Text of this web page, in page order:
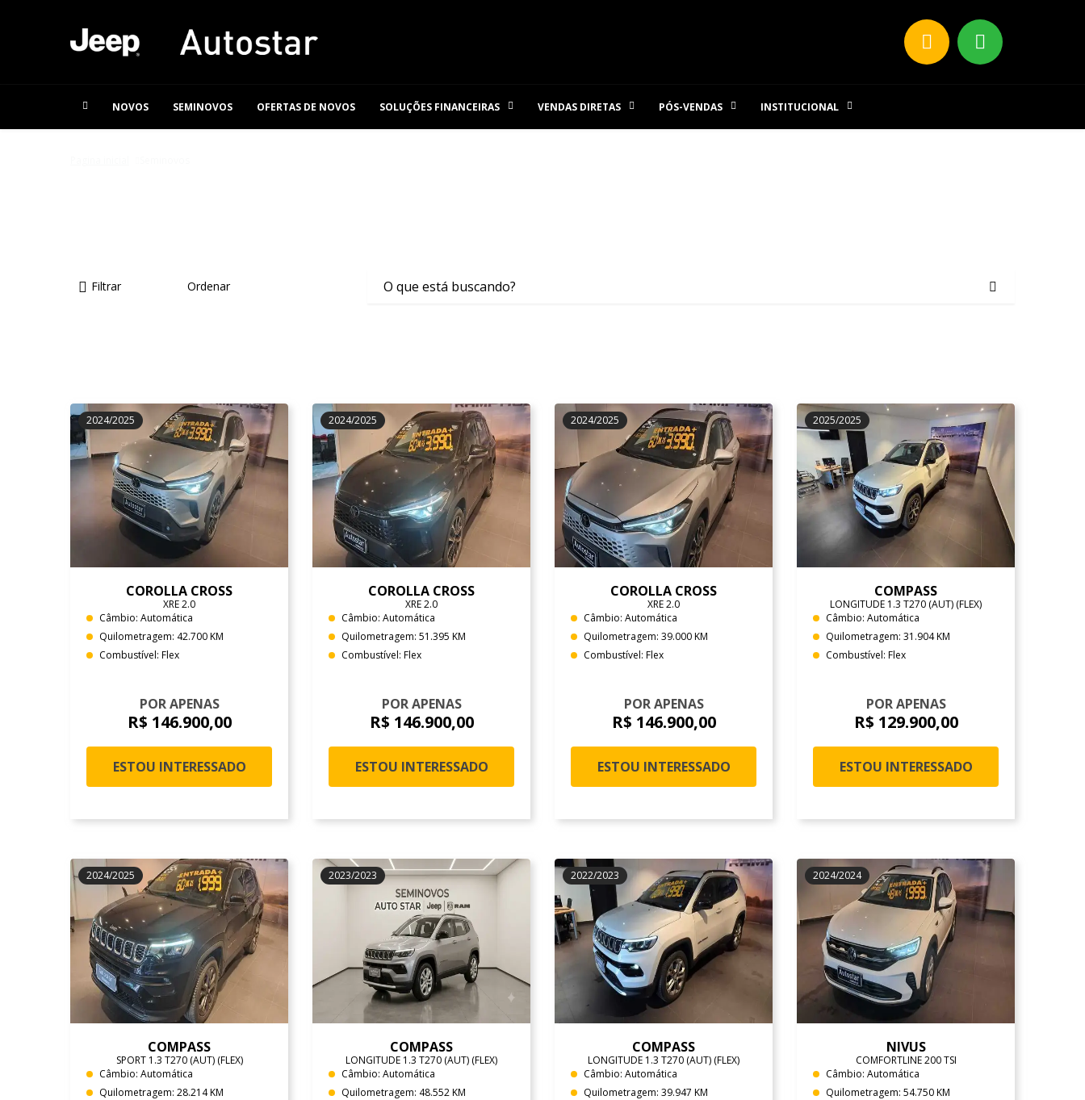
NOVOS SEMINOVOS OFERTAS DE NOVOS SOLUÇÕES FINANCEIRAS VENDAS DIRETAS PÓS-VENDAS INSTITUCIONAL
Filtrar Ordenar
2024/2025
COROLLA CROSS
XRE 2.0
Câmbio: Automática
Quilometragem: 42.700 KM
Combustível: Flex
POR APENAS
R$ 146.900,00
ESTOU INTERESSADO
2024/2025
COROLLA CROSS
XRE 2.0
Câmbio: Automática
Quilometragem: 51.395 KM
Combustível: Flex
POR APENAS
R$ 146.900,00
ESTOU INTERESSADO
2024/2025
COROLLA CROSS
XRE 2.0
Câmbio: Automática
Quilometragem: 39.000 KM
Combustível: Flex
POR APENAS
R$ 146.900,00
ESTOU INTERESSADO
2025/2025
COMPASS
LONGITUDE 1.3 T270 (AUT) (FLEX)
Câmbio: Automática
Quilometragem: 31.904 KM
Combustível: Flex
POR APENAS
R$ 129.900,00
ESTOU INTERESSADO
2024/2025
COMPASS
SPORT 1.3 T270 (AUT) (FLEX)
Câmbio: Automática
Quilometragem: 28.214 KM
2023/2023
COMPASS
LONGITUDE 1.3 T270 (AUT) (FLEX)
Câmbio: Automática
Quilometragem: 48.552 KM
2022/2023
COMPASS
LONGITUDE 1.3 T270 (AUT) (FLEX)
Câmbio: Automática
Quilometragem: 39.947 KM
2024/2024
NIVUS
COMFORTLINE 200 TSI
Câmbio: Automática
Quilometragem: 54.750 KM